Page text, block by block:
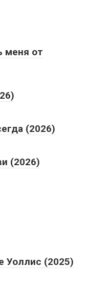
меня от
(2026)
(2026)
Уоллис (2025)